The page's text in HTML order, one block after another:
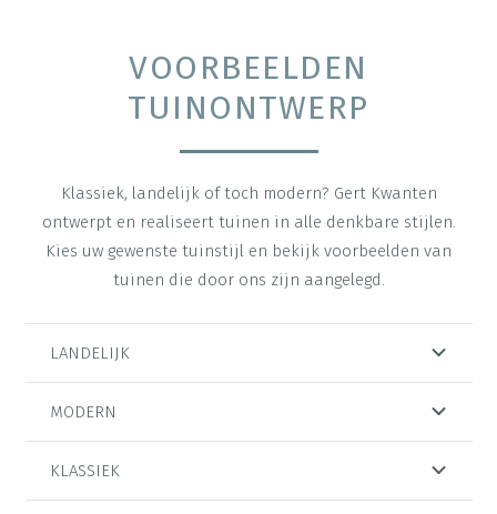
VOORBEELDEN
TUINONTWERP
Klassiek, landelijk of toch modern? Gert Kwanten
ontwerpt en realiseert tuinen in alle denkbare stijlen.
Kies uw gewenste tuinstijl en bekijk voorbeelden van
tuinen die door ons zijn aangelegd.
LANDELIJK
MODERN
KLASSIEK